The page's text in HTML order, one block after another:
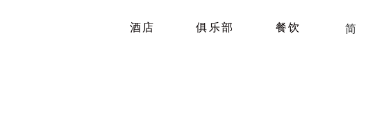
简
酒店 俱乐部 餐饮